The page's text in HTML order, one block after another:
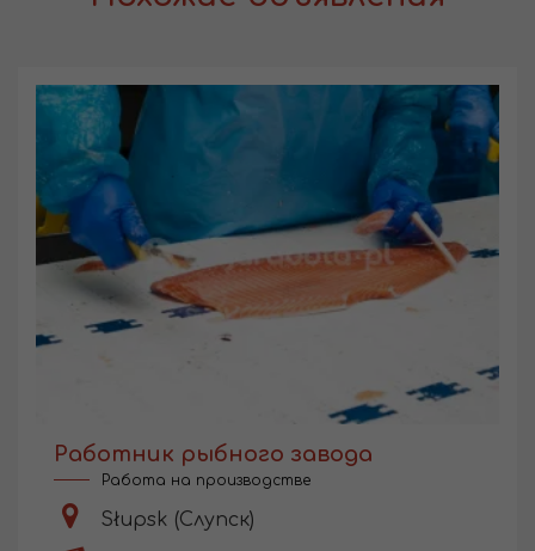
Работник рыбного завода
Работа на производстве
Słupsk (Слупск)